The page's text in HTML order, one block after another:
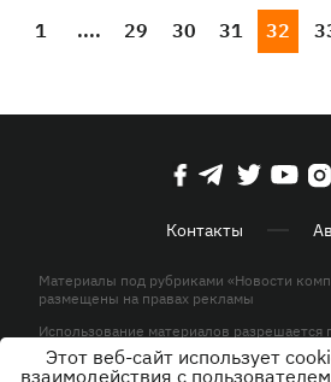
1 .... 29 30 31 32
Контакты
Материалы под рубриками «Новости
размещены на правах рекламы
Использование материалов
активной гиперссылки на KP.UA в первом
Этот веб-сайт использует
взаимодействия с